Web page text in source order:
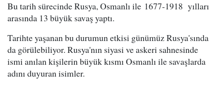
Bu tarih sürecinde Rusya, Osmanlı ile 1677-1918 yılları
arasında 13 büyük savaş yaptı.
Tarihte yaşanan bu durumun etkisi günümüz Rusya'sında
da görülebiliyor. Rusya'nın siyasi ve askeri sahnesinde
ismi anılan kişilerin büyük kısmı Osmanlı ile savaşlarda
adını duyuran isimler.